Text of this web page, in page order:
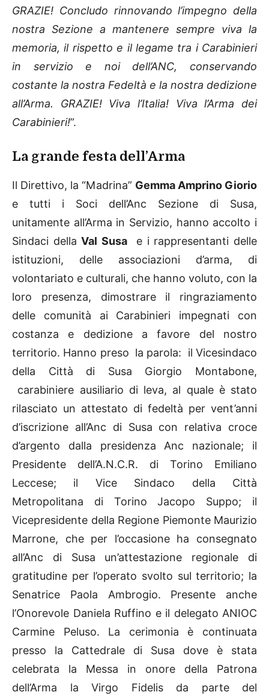
GRAZIE! Concludo rinnovando l’impegno della
nostra Sezione a mantenere sempre viva la
memoria, il rispetto e il legame tra i Carabinieri
in servizio e noi dell’ANC, conservando
costante la nostra Fedeltà e la nostra dedizione
all’Arma. GRAZIE! Viva l’Italia! Viva l’Arma dei
Carabinieri!”.
La grande festa dell’Arma
Il Direttivo, la “Madrina” Gemma Amprino Giorio
e tutti i Soci dell’Anc Sezione di Susa,
unitamente all’Arma in Servizio, hanno accolto i
Sindaci dellaVal Susae i rappresentanti delle
istituzioni, delle associazioni d’arma, di
volontariato e culturali, che hanno voluto, con la
loro presenza, dimostrare il ringraziamento
delle comunità ai Carabinieri impegnati con
costanza e dedizione a favore del nostro
territorio. Hanno preso la parola: il Vicesindaco
della Città di Susa Giorgio Montabone,
carabiniere ausiliario di leva, al quale è stato
rilasciato un attestato di fedeltà per vent’anni
d’iscrizione all’Anc di Susa con relativa croce
d’argento dalla presidenza Anc nazionale; il
Presidente dell’A.N.C.R. di Torino Emiliano
Leccese; il Vice Sindaco della Città
Metropolitana di Torino Jacopo Suppo; il
Vicepresidente della Regione Piemonte Maurizio
Marrone, che per l’occasione ha consegnato
all’Anc di Susa un’attestazione regionale di
gratitudine per l’operato svolto sul territorio; la
Senatrice Paola Ambrogio. Presente anche
l’Onorevole Daniela Ruffino e il delegato ANIOC
Carmine Peluso. La cerimonia è continuata
presso la Cattedrale di Susa dove è stata
celebrata la Messa in onore della Patrona
dell’Arma la Virgo Fidelis da parte del